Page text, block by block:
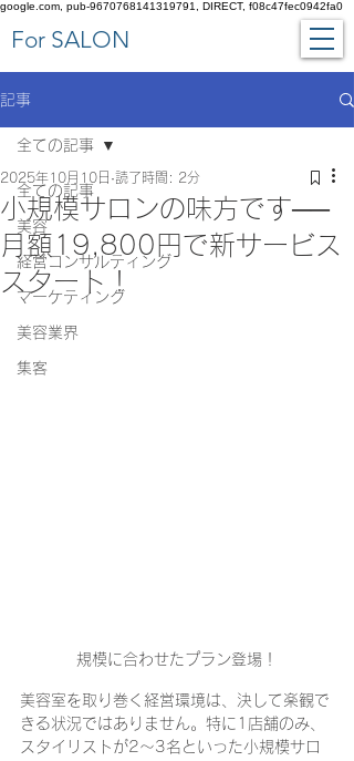
google.com, pub-9670768141319791, DIRECT, f08c47fec0942fa0
​For SALON
記事
全ての記事
美容
経営コンサルティング
マーケティング
美容業界
集客
全ての記事
小規模サロンの味方です──
月額19,800円で新サービス
スタート！
2025年10月10日 読了時間: 2分
規模に合わせたプラン登場！
美容室を取り巻く経営環境は、決して楽観で
きる状況ではありません。特に1店舗のみ、
スタイリストが2～3名といった小規模サロ